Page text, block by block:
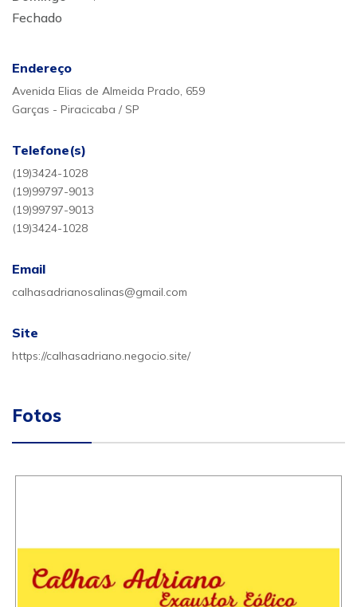
Fechado
Endereço
Avenida Elias de Almeida Prado, 659
Garças - Piracicaba / SP
Telefone(s)
(19)3424-1028
(19)99797-9013
(19)99797-9013
(19)3424-1028
Email
calhasadrianosalinas@gmail.com
Site
https://calhasadriano.negocio.site/
Fotos